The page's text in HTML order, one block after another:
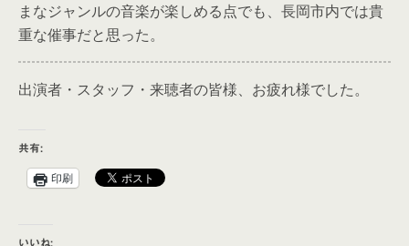
まなジャンルの音楽が楽しめる点でも、長岡市内では貴
重な催事だと思った。
出演者・スタッフ・来聴者の皆様、お疲れ様でした。
共有:
印刷
いいね: